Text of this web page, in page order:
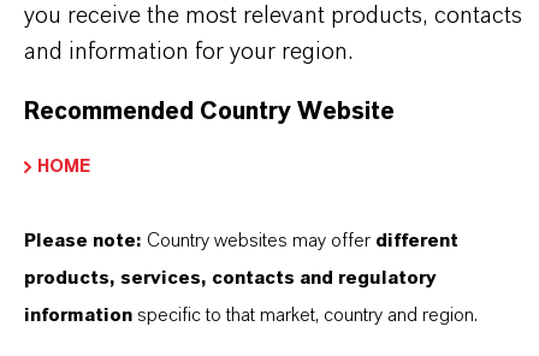
IM MITTELPUNKT STEHEN SIE: UNSERE
Partner für Ihr Unternehmen ist
you receive the most relevant products, contacts
and information for your region.
Recommended Country Website
HOME
Please note: Country websites may offer different
products, services, contacts and regulatory
information specific to that market, country and region.